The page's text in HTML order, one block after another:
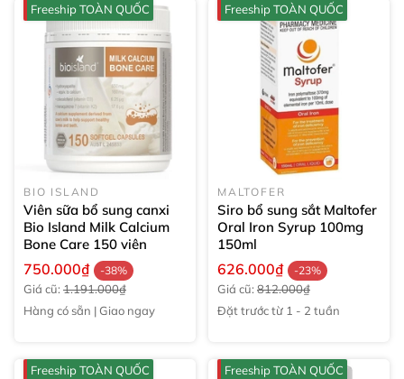
Freeship TOÀN QUỐC
BIO ISLAND
Viên sữa bổ sung canxi
Bio Island Milk Calcium
Bone Care 150 viên
750.000₫ -38%
Giá cũ: 1.191.000₫
Hàng có sẵn | Giao ngay
Freeship TOÀN QUỐC
MALTOFER
Siro bổ sung sắt Maltofer
Oral Iron Syrup 100mg
150ml
626.000₫ -23%
Giá cũ: 812.000₫
Đặt trước từ 1 - 2 tuần
Freeship TOÀN QUỐC Freeship TOÀN QUỐC